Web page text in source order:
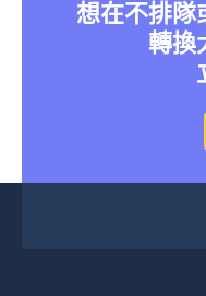
想在不排隊
轉換